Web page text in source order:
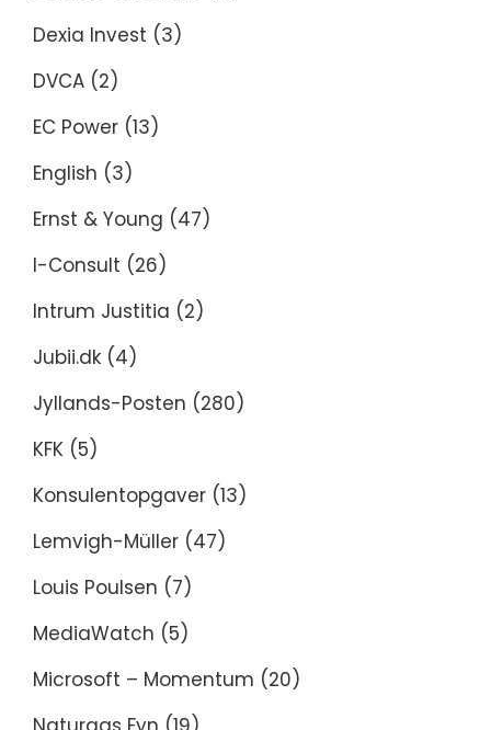
Dexia Invest (3)
DVCA (2)
EC Power (13)
English (3)
Ernst & Young (47)
I-Consult (26)
Intrum Justitia (2)
Jubii.dk (4)
Jyllands-Posten (280)
KFK (5)
Konsulentopgaver (13)
Lemvigh-Müller (47)
Louis Poulsen (7)
MediaWatch (5)
Microsoft – Momentum (20)